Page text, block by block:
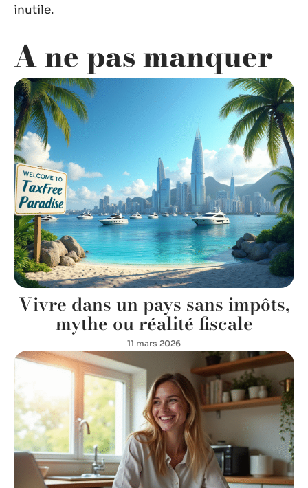
inutile.
A ne pas manquer
Vivre dans un pays sans impôts,
mythe ou réalité fiscale
11 mars 2026